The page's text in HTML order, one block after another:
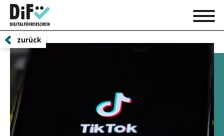
zurück